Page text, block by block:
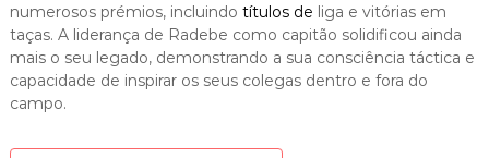
numerosos prémios, incluindo títulos de liga e vitórias em
taças. A liderança de Radebe como capitão solidificou ainda
mais o seu legado, demonstrando a sua consciência táctica e
capacidade de inspirar os seus colegas dentro e fora do
campo.